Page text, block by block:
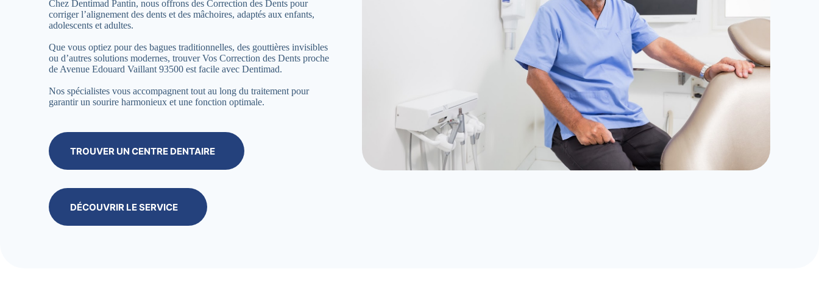
Chez Dentimad Pantin, nous offrons des Correction des Dents pour
corriger l’alignement des dents et des mâchoires, adaptés aux enfants,
adolescents et adultes.
Que vous optiez pour des bagues traditionnelles, des gouttières invisibles
ou d’autres solutions modernes, trouver Vos Correction des Dents proche
de Avenue Edouard Vaillant 93500 est facile avec Dentimad.
Nos spécialistes vous accompagnent tout au long du traitement pour
garantir un sourire harmonieux et une fonction optimale.
TROUVER UN CENTRE DENTAIRE
DÉCOUVRIR LE SERVICE